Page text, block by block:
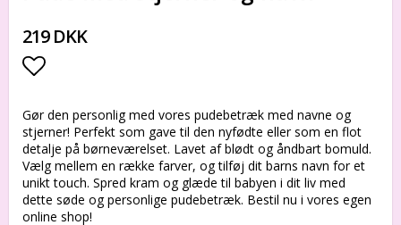
219 DKK
Gør den personlig med vores pudebetræk med navne og
stjerner! Perfekt som gave til den nyfødte eller som en flot
detalje på børneværelset. Lavet af blødt og åndbart bomuld.
Vælg mellem en række farver, og tilføj dit barns navn for et
unikt touch. Spred kram og glæde til babyen i dit liv med
dette søde og personlige pudebetræk. Bestil nu i vores egen
online shop!